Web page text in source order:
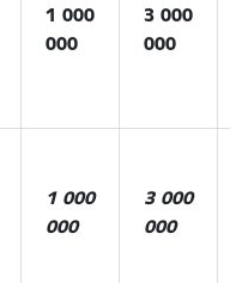
1 000
000
3 000
000
1 000
000
3 000
000